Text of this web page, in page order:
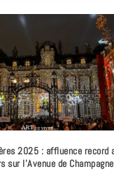
2025 : affluence record
l’Avenue de Champagne